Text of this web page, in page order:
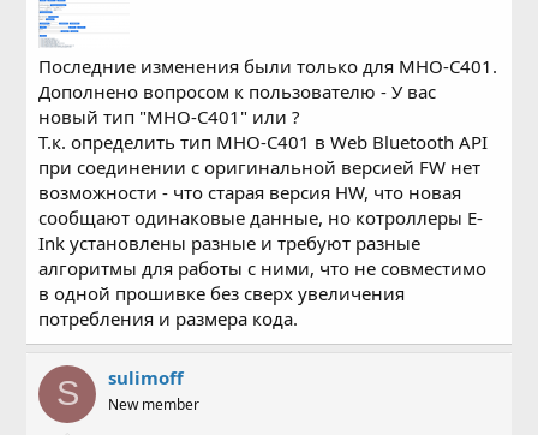
Последние изменения были только для MHO-C401.
Дополнено вопросом к пользователю - У вас
новый тип "MHO-C401" или ?
Т.к. определить тип MHO-C401 в Web Bluetooth API
при соединении с оригинальной версией FW нет
возможности - что старая версия HW, что новая
сообщают одинаковые данные, но котроллеры E-
Ink установлены разные и требуют разные
алгоритмы для работы с ними, что не совместимо
в одной прошивке без сверх увеличения
потребления и размера кода.
S sulimoff
New member